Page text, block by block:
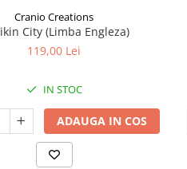
Cranio Creations
City (Limba Engleza)
119,00 Lei
IN STOC
ADAUGA IN COS